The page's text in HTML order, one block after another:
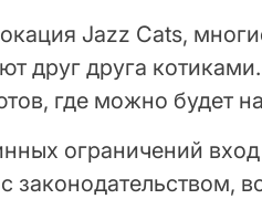
Jazz Cats,
друг друга
где можно будет
ограничений
с законодательством,